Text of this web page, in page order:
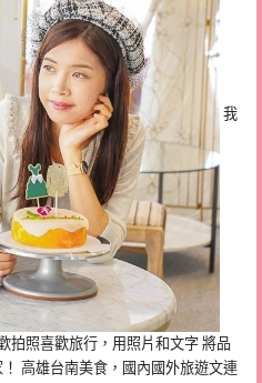
我
拍照喜歡旅行，用照片和文字 將品
高雄台南美食，國內國外旅遊文連